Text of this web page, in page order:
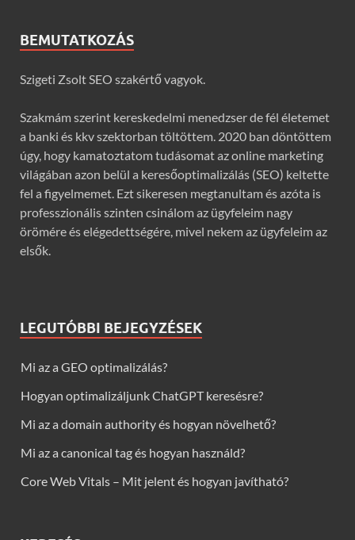
BEMUTATKOZÁS
Szigeti Zsolt SEO szakértő vagyok.
Szakmám szerint kereskedelmi menedzser de fél életemet
a banki és kkv szektorban töltöttem. 2020 ban döntöttem
úgy, hogy kamatoztatom tudásomat az online marketing
világában azon belül a keresőoptimalizálás (SEO) keltette
fel a figyelmemet. Ezt sikeresen megtanultam és azóta is
professzionális szinten csinálom az ügyfeleim nagy
örömére és elégedettségére, mivel nekem az ügyfeleim az
elsők.
LEGUTÓBBI BEJEGYZÉSEK
Mi az a GEO optimalizálás?
Hogyan optimalizáljunk ChatGPT keresésre?
Mi az a domain authority és hogyan növelhető?
Mi az a canonical tag és hogyan használd?
Core Web Vitals – Mit jelent és hogyan javítható?